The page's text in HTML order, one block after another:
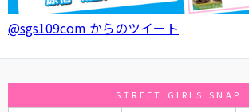
@sgs109com からのツイート
STREET GIRLS SNAP